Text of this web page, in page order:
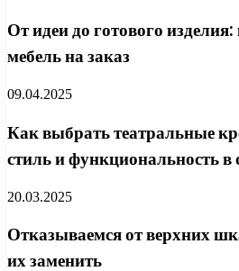
От идеи до готового
мебель на заказ
09.04.2025
Как выбрать театральные
стиль и функциональность
20.03.2025
Отказываемся от верхних
их заменить